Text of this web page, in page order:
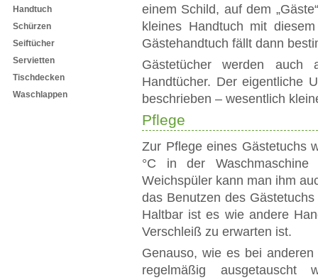
Handtuch
Schürzen
Seiftücher
Servietten
Tischdecken
Waschlappen
einem Schild, auf dem
kleines Handtuch mit
Gästehandtuch fällt dann
Gästetücher werden auch
Handtücher. Der eigentliche
beschrieben – wesentlich
Pflege
Zur Pflege eines Gästetuchs
°C in der
Weichspüler kann man ihm
das Benutzen des
Haltbar ist es wie andere
Verschleiß zu erwarten ist.
Genauso, wie es bei
regelmäßig